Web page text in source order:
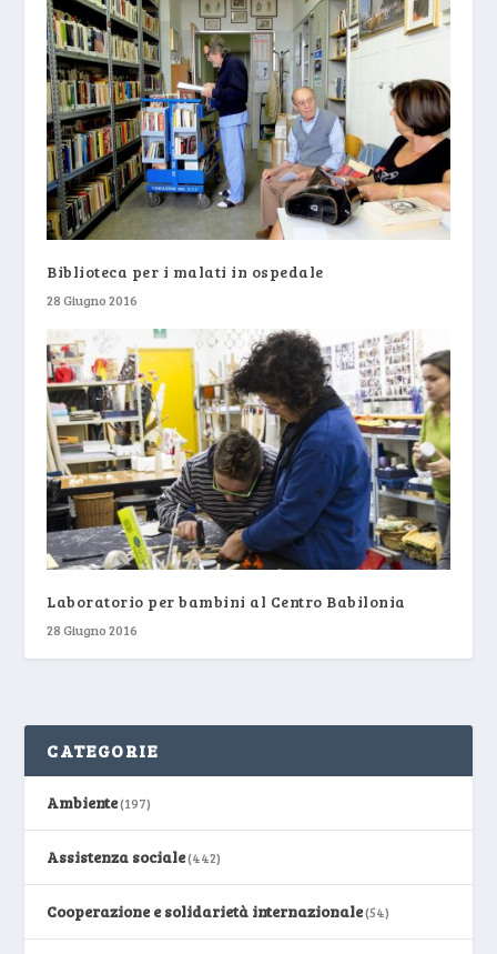
Biblioteca per i malati in ospedale
28 Giugno 2016
Laboratorio per bambini al Centro Babilonia
28 Giugno 2016
CATEGORIE
Ambiente(197)
Assistenza sociale(442)
Cooperazione e solidarietà internazionale(54)